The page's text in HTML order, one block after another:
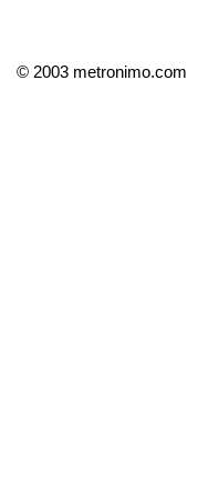
© 2003 metronimo.com